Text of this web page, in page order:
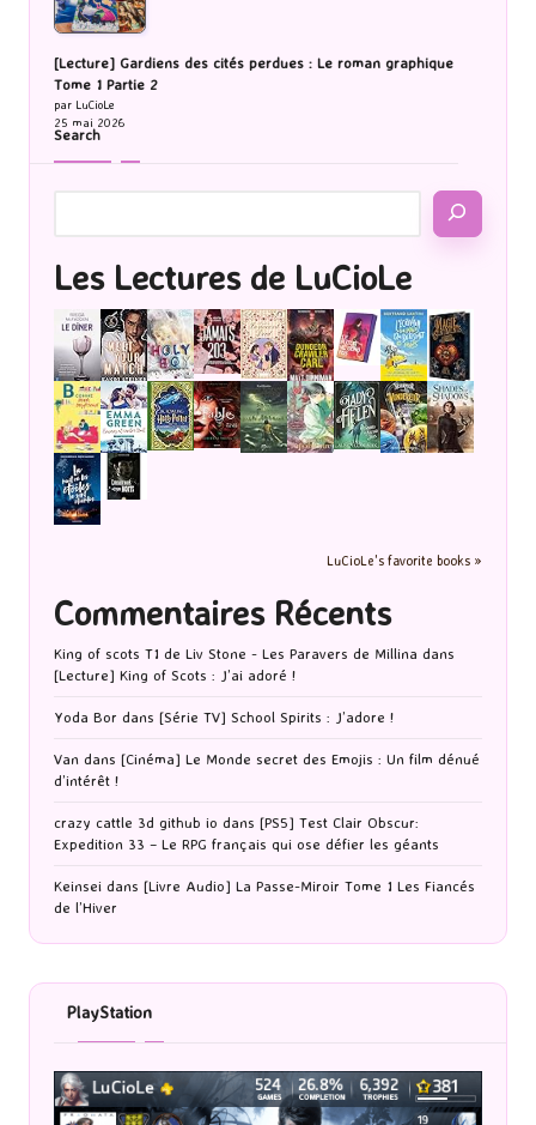
[Lecture] Gardiens des cités perdues : Le roman graphique
Tome 1 Partie 2
par LuCioLe
25 mai 2026
Search
Les Lectures de LuCioLe
LuCioLe's favorite books »
Commentaires Récents
King of scots T1 de Liv Stone - Les Paravers de Millina dans
[Lecture] King of Scots : J’ai adoré !
Yoda Bor dans [Série TV] School Spirits : J’adore !
Van dans [Cinéma] Le Monde secret des Emojis : Un film dénué
d’intérêt !
crazy cattle 3d github io dans [PS5] Test Clair Obscur:
Expedition 33 – Le RPG français qui ose défier les géants
Keinsei dans [Livre Audio] La Passe-Miroir Tome 1 Les Fiancés
de l’Hiver
PlayStation